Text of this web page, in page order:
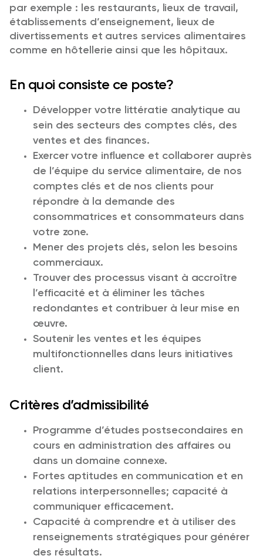
par exemple : les restaurants, lieux de travail,
établissements d’enseignement, lieux de
divertissements et autres services alimentaires
comme en hôtellerie ainsi que les hôpitaux.
En quoi consiste ce poste?
Développer votre littératie analytique au
sein des secteurs des comptes clés, des
ventes et des finances.
Exercer votre influence et collaborer auprès
de l’équipe du service alimentaire, de nos
comptes clés et de nos clients pour
répondre à la demande des
consommatrices et consommateurs dans
votre zone.
Mener des projets clés, selon les besoins
commerciaux.
Trouver des processus visant à accroître
l’efficacité et à éliminer les tâches
redondantes et contribuer à leur mise en
œuvre.
Soutenir les ventes et les équipes
multifonctionnelles dans leurs initiatives
client.
Critères d’admissibilité
Programme d’études postsecondaires en
cours en administration des affaires ou
dans un domaine connexe.
Fortes aptitudes en communication et en
relations interpersonnelles; capacité à
communiquer efficacement.
Capacité à comprendre et à utiliser des
renseignements stratégiques pour générer
des résultats.